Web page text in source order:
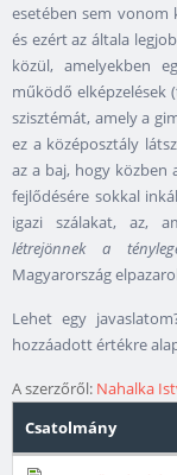
esetében sem vonom
és ezért az általa
közül, amelyekben
működő elképzelések
szisztémát, amely a
ez a középosztály
az a baj, hogy közben
fejlődésére sokkal
igazi szálakat, az,
létrejönnek a
Magyarország
Lehet egy
hozzáadott értékre
A szerzőről: Nahalka
Csatolmány